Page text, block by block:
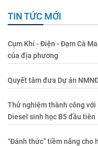
TIN TỨC MỚI
Cụm Khí - Điện - Đạm Cà
của địa phương
Quyết tâm đưa Dự án
Thử nghiệm thành công với
Diesel sinh học B5 đầu tiên
“Đánh thức” tiềm năng cho